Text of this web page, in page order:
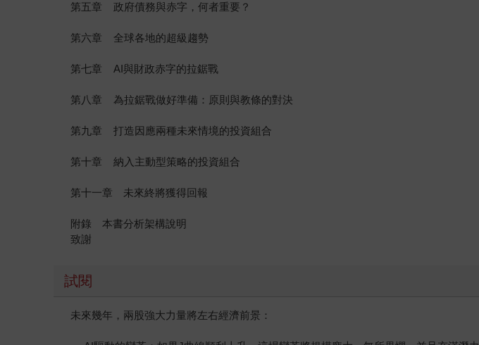
第五章 政府債務與赤字，何者重要？
第六章 全球各地的超級趨勢
第七章 AI與財政赤字的拉鋸戰
第八章 為拉鋸戰做好準備：原則與教條的對決
第九章 打造因應兩種未來情境的投資組合
第十章 納入主動型策略的投資組合
第十一章 未來終將獲得回報
附錄 本書分析架構說明
致謝
試閱
未來幾年，兩股強大力量將左右經濟前景：